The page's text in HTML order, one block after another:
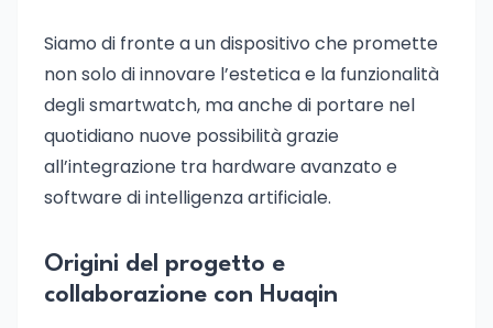
Siamo di fronte a un dispositivo che promette
non solo di innovare l’estetica e la funzionalità
degli smartwatch, ma anche di portare nel
quotidiano nuove possibilità grazie
all’integrazione tra hardware avanzato e
software di intelligenza artificiale.
Origini del progetto e
collaborazione con Huaqin